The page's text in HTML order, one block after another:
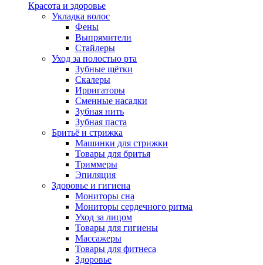
Красота и здоровье
Укладка волос
Фены
Выпрямители
Стайлеры
Уход за полостью рта
Зубные щётки
Скалеры
Ирригаторы
Сменные насадки
Зубная нить
Зубная паста
Бритьё и стрижка
Машинки для стрижки
Товары для бритья
Триммеры
Эпиляция
Здоровье и гигиена
Мониторы сна
Мониторы сердечного ритма
Уход за лицом
Товары для гигиены
Массажеры
Товары для фитнеса
Здоровье